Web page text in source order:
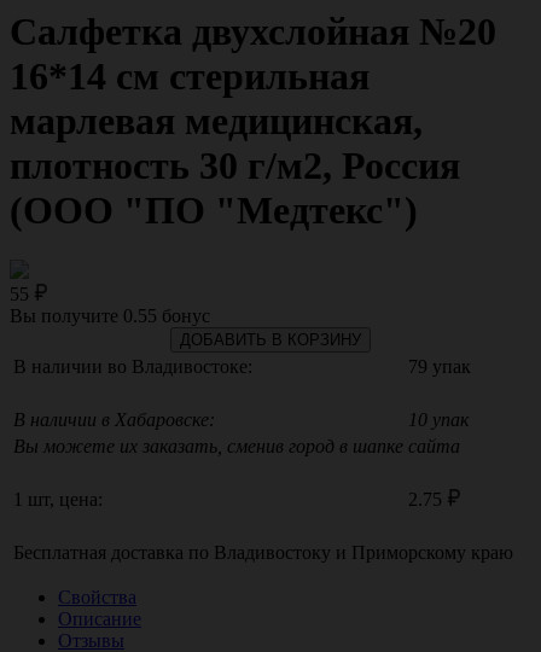
Салфетка двухслойная №20
16*14 см стерильная
марлевая медицинская,
плотность 30 г/м2, Россия
(ООО "ПО "Медтекс")
55
Вы получите 0.55 бонус
ДОБАВИТЬ В КОРЗИНУ
В наличии во Владивостоке: 79 упак
В наличии в Хабаровске:
10 упак
Вы можете их заказать, сменив город в шапке сайта
1 шт, цена: 2.75
Бесплатная доставка по Владивостоку и Приморскому краю
Свойства
Описание
Отзывы